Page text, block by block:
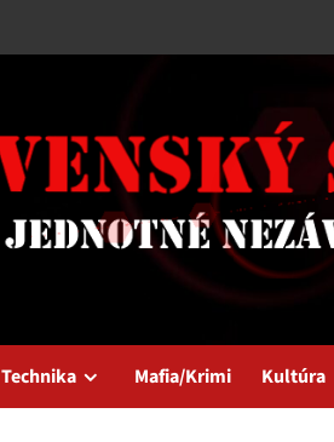
Mafia/Krimi Kultúra